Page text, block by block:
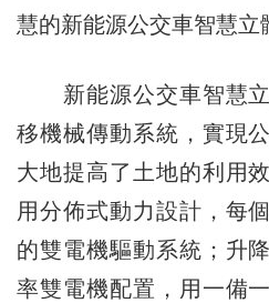
慧的新能源公交車智慧立
新能源公交車智慧立
移機械傳動系統，實現
大地提高了土地的利用
用分佈式動力設計，每
的雙電機驅動系統；升
率雙電機配置，用一備